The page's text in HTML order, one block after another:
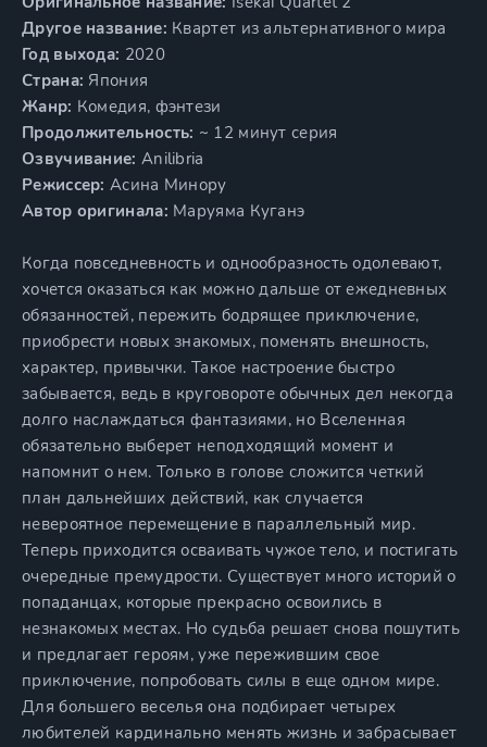
Другое название: Квартет из альтернативного мира
Год выхода: 2020
Страна: Япония
Жанр: Комедия, фэнтези
Продолжительность: ~ 12 минут серия
Озвучивание: Anilibria
Режиссер: Асина Минору
Автор оригинала: Маруяма Куганэ
Когда повседневность и однообразность одолевают,
хочется оказаться как можно дальше от ежедневных
обязанностей, пережить бодрящее приключение,
приобрести новых знакомых, поменять внешность,
характер, привычки. Такое настроение быстро
забывается, ведь в круговороте обычных дел некогда
долго наслаждаться фантазиями, но Вселенная
обязательно выберет неподходящий момент и
напомнит о нем. Только в голове сложится четкий
план дальнейших действий, как случается
невероятное перемещение в параллельный мир.
Теперь приходится осваивать чужое тело, и постигать
очередные премудрости. Существует много историй о
попаданцах, которые прекрасно освоились в
незнакомых местах. Но судьба решает снова пошутить
и предлагает героям, уже пережившим свое
приключение, попробовать силы в еще одном мире.
Для большего веселья она подбирает четырех
любителей кардинально менять жизнь и забрасывает